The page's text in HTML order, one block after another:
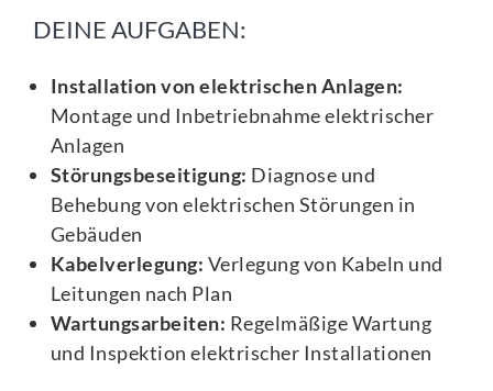
DEINE AUFGABEN:
Installation von elektrischen Anlagen:
Montage und Inbetriebnahme elektrischer
Anlagen
Störungsbeseitigung: Diagnose und
Behebung von elektrischen Störungen in
Gebäuden
Kabelverlegung: Verlegung von Kabeln und
Leitungen nach Plan
Wartungsarbeiten: Regelmäßige Wartung
und Inspektion elektrischer Installationen